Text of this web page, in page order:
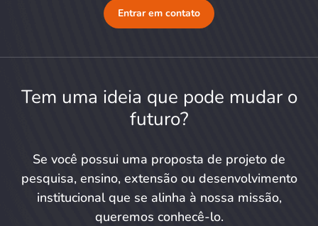
Entrar em contato
Tem uma ideia que pode mudar o
futuro?
Se você possui uma proposta de projeto de
pesquisa, ensino, extensão ou desenvolvimento
institucional que se alinha à nossa missão,
queremos conhecê-lo.